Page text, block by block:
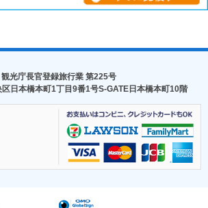
観光庁長官登録旅行業 第225号
日本橋本町1丁目9番1号S-GATE日本橋本町10階